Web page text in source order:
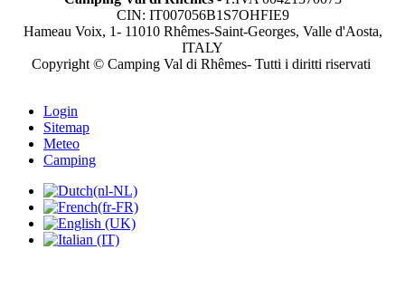
CIN: IT007056B1S7OHFIE9
Hameau Voix, 1- 11010 Rhêmes-Saint-Georges, Valle d'Aosta,
ITALY
Copyright © Camping Val di Rhêmes- Tutti i diritti riservati
Login
Sitemap
Meteo
Camping